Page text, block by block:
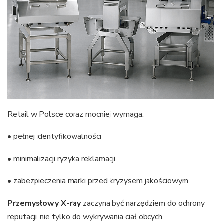
Retail w Polsce coraz mocniej wymaga:
• pełnej identyfikowalności
• minimalizacji ryzyka reklamacji
• zabezpieczenia marki przed kryzysem jakościowym
Przemysłowy X-rayzaczyna być narzędziem do ochrony
reputacji, nie tylko do wykrywania ciał obcych.